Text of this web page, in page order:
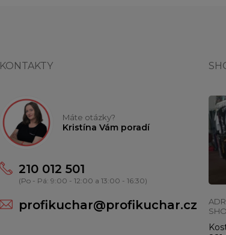
KONTAKTY
Máte otázky?
Kristína Vám poradí
210 012 501
(Po - Pá: 9:00 - 12:00 a 13:00 - 16:30)
profikuchar@profikuchar.cz